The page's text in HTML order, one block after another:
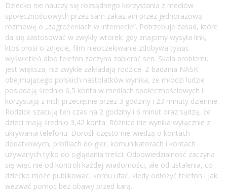
Dziecko nie nauczy się rozsądnego korzystania z mediów
społecznościowych przez sam zakaz ani przez jednorazową
rozmowę o „zagrożeniach w internecie”. Potrzebuje zasad, które
da się zastosować w zwykły wtorek: gdy znajomy wysyła link,
ktoś prosi o zdjęcie, film nieoczekiwanie zdobywa tysiąc
wyświetleń albo telefon zaczyna zabierać sen. Skala problemu
jest większa, niż zwykle zakładają rodzice. Z badania NASK
obejmującego polskich nastolatków wynika, że młodzi ludzie
posiadają średnio 6,5 konta w mediach społecznościowych i
korzystają z nich przeciętnie przez 3 godziny i 23 minuty dziennie.
Rodzice szacują ten czas na 2 godziny i 6 minut oraz sądzą, że
dzieci mają średnio 3,42 konta. Różnica nie wynika wyłącznie z
ukrywania telefonu. Dorośli często nie wiedzą o kontach
dodatkowych, profilach do gier, komunikatorach i kontach
używanych tylko do oglądania treści. Odpowiedzialność zaczyna
się więc nie od kontroli każdej wiadomości, ale od ustalenia, co
dziecko może publikować, komu ufać, kiedy odłożyć telefon i jak
wezwać pomoc bez obawy przed karą.